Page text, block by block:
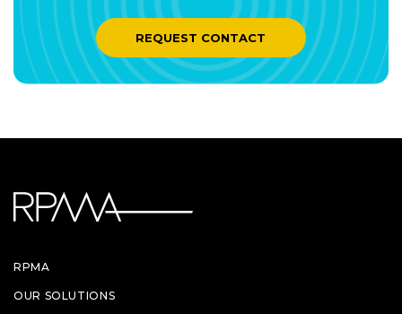
REQUEST CONTACT
RPMA
OUR SOLUTIONS